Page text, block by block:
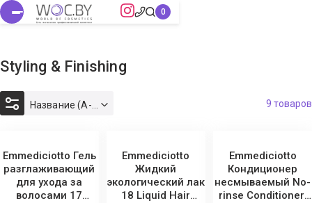
Styling & Finishing
9 товаров
Emmediciotto Гель
разглаживающий
для ухода за
волосами 17
Emmediciotto
Жидкий
экологический лак
18 Liquid Hair
Emmediciotto
Кондиционер
несмываемый No-
rinse Conditioner,